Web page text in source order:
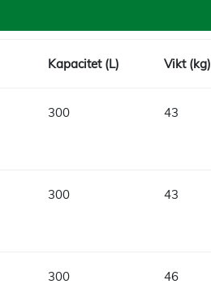
Kapacitet (L) Vikt (kg)
300 43
300 43
300 46